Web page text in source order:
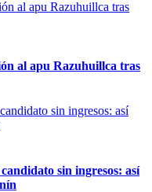
al apu Razuhuillca tras
sin ingresos: así